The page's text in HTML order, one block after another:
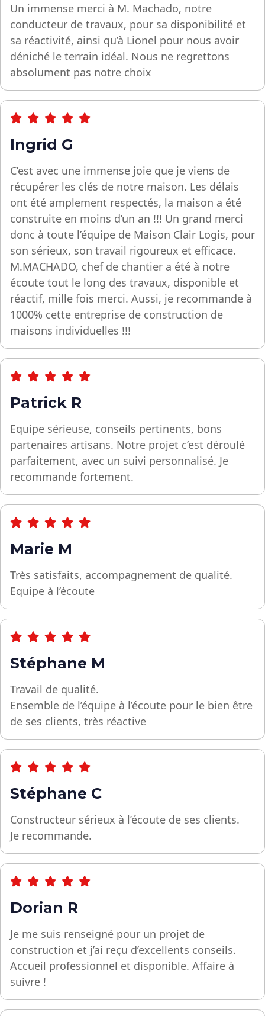
Un immense merci à M. Machado, notre
conducteur de travaux, pour sa disponibilité et
sa réactivité, ainsi qu’à Lionel pour nous avoir
déniché le terrain idéal. Nous ne regrettons
absolument pas notre choix
Ingrid G
C’est avec une immense joie que je viens de
récupérer les clés de notre maison. Les délais
ont été amplement respectés, la maison a été
construite en moins d’un an !!! Un grand merci
donc à toute l’équipe de Maison Clair Logis, pour
son sérieux, son travail rigoureux et efficace.
M.MACHADO, chef de chantier a été à notre
écoute tout le long des travaux, disponible et
réactif, mille fois merci. Aussi, je recommande à
1000% cette entreprise de construction de
maisons individuelles !!!
Patrick R
Equipe sérieuse, conseils pertinents, bons
partenaires artisans. Notre projet c’est déroulé
parfaitement, avec un suivi personnalisé. Je
recommande fortement.
Marie M
Très satisfaits, accompagnement de qualité.
Equipe à l’écoute
Stéphane M
Travail de qualité.
Ensemble de l’équipe à l’écoute pour le bien être
de ses clients, très réactive
Stéphane C
Constructeur sérieux à l’écoute de ses clients.
Je recommande.
Dorian R
Je me suis renseigné pour un projet de
construction et j’ai reçu d’excellents conseils.
Accueil professionnel et disponible. Affaire à
suivre !